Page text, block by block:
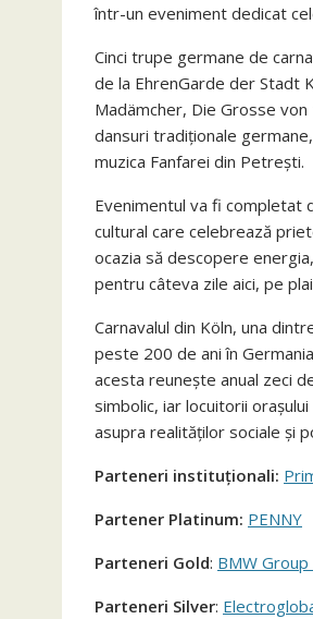
într-un eveniment dedicat
Cinci trupe germane de
de la EhrenGarde der Stadt
Madämcher, Die Grosse
dansuri tradiționale
muzica Fanfarei din Petrești.
Evenimentul va fi completat
cultural care celebrează
ocazia să descopere
pentru câteva zile aici, pe
Carnavalul din Köln, una
peste 200 de ani în
acesta reunește anual zeci
simbolic, iar locuitorii
asupra realităților sociale și
Parteneri instituționali:
Partener Platinum: PENNY
Parteneri Gold: BMW
Parteneri Silver: